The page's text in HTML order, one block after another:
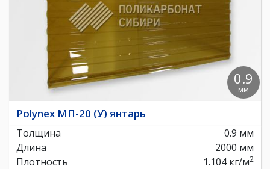
0.9
мм
Polynex МП-20 (У) янтарь
Толщина
0.9 мм
Длина
2000 мм
Плотность
1.104 кг/м2